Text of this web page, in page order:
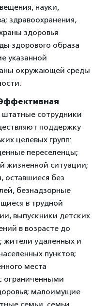
науки,
здравоохранения,
здоровья
здорового образа
указанной
окружающей среды
штатные сотрудники
поддержку
целевых групп:
переселенцы;
жизненной ситуации;
оставшиеся без
безнадзорные
в трудной
выпускники детских
в возрасте до
жители удаленных и
пунктов;
места
ограниченными
малоимущие